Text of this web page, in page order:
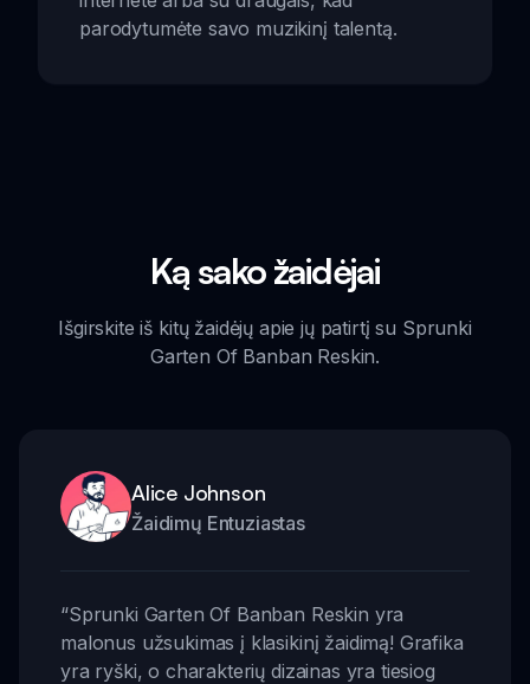
parodytumėte savo muzikinį talentą.
Ką sako žaidėjai
Išgirskite iš kitų žaidėjų apie jų patirtį su Sprunki
Garten Of Banban Reskin.
Alice Johnson
Žaidimų Entuziastas
“Sprunki Garten Of Banban Reskin yra
malonus užsukimas į klasikinį žaidimą! Grafika
yra ryški, o charakterių dizainas yra tiesiog